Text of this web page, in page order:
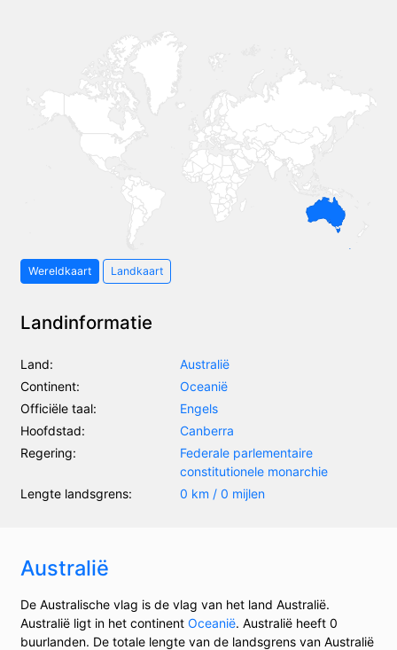
Wereldkaart Landkaart
Landinformatie
Land:
Australië
Continent:
Oceanië
Officiële taal:
Engels
Hoofdstad:
Canberra
Regering:
Federale parlementaire
constitutionele monarchie
Lengte landsgrens:
0 km / 0 mijlen
Australië
De Australische vlag is de vlag van het land Australië.
Australië ligt in het continent Oceanië. Australië heeft 0
buurlanden. De totale lengte van de landsgrens van Australië